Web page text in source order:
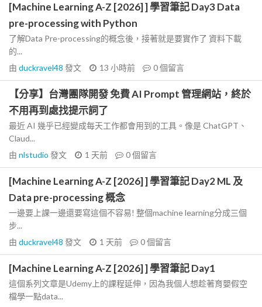
[Machine Learning A-Z [2026] ] 學習筆記 Day3 Data
pre-processing with Python
了解Data Pre-processing的概念後，接著就是要實作了 資料下載
的...
由 duckravel48 發文 13 小時前 0個留言
【分享】台灣團隊開發 免費 AI Prompt 管理網站，終於
不用再到處找提示詞了
最近 AI 幾乎已經變成每天工作都會用到的工具。像是 ChatGPT、
Claud...
由 nlstudio 發文 1 天前 0個留言
[Machine Learning A-Z [2026] ] 學習筆記 Day2 ML 及
Data pre-processing 概念
一邊要上課一邊還要寫這個不容易! 整個machine learning分成三個
步...
由 duckravel48 發文 1 天前 0個留言
[Machine Learning A-Z [2026] ] 學習筆記 Day1
這個系列文章是Udemy上的課程延伸，因為我個人想趁著育嬰假空
檔學一點data...